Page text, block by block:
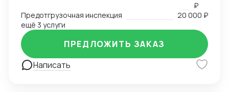
₽
Предотгрузочная инспекция
20 000 ₽
ещё 3 услуги
Написать
ПРЕДЛОЖИТЬ ЗАКАЗ